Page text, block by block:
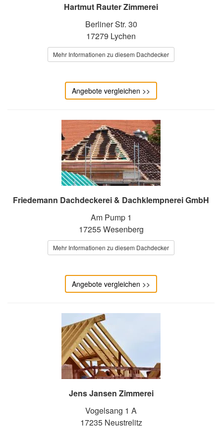
Hartmut Rauter Zimmerei
Berliner Str. 30
17279 Lychen
Mehr Informationen zu diesem Dachdecker
Angebote vergleichen >>
Friedemann Dachdeckerei & Dachklempnerei GmbH
Am Pump 1
17255 Wesenberg
Mehr Informationen zu diesem Dachdecker
Angebote vergleichen >>
Jens Jansen Zimmerei
Vogelsang 1 A
17235 Neustrelitz